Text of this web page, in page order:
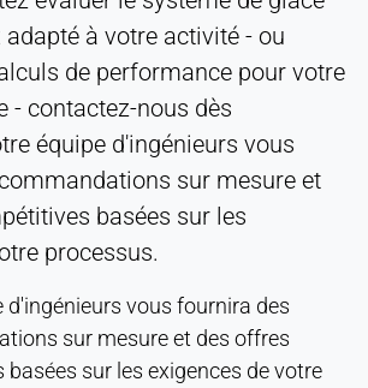
adapté à votre activité - ou
de performance pour votre
- contactez-nous dès
équipe d'ingénieurs vous
sur mesure et
basées sur les
processus.
d'ingénieurs vous fournira des
sur mesure et des offres
sur les exigences de votre